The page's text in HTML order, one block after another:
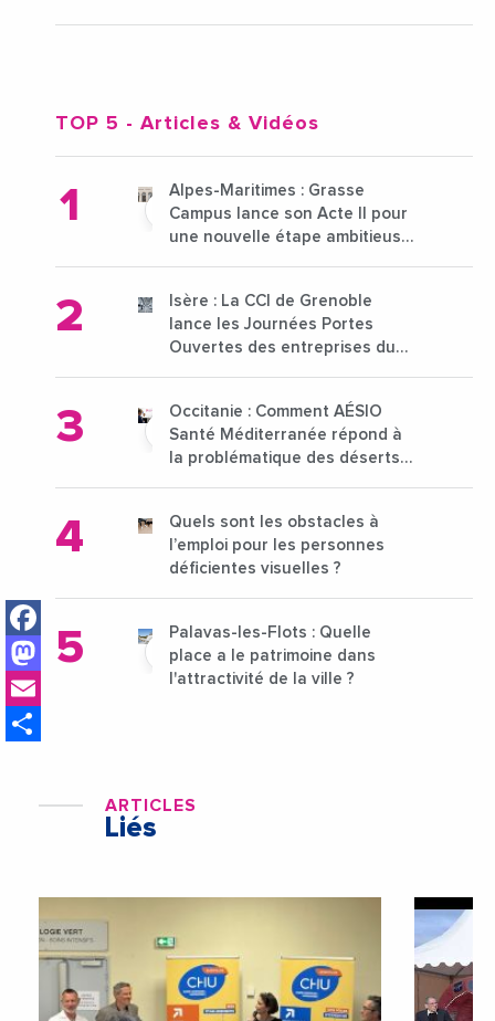
Facebook
Mastodon
TOP 5 - Articles & Vidéos
Alpes-Maritimes : Grasse
Campus lance son Acte II pour
une nouvelle étape ambitieuse
Isère : La CCI de Grenoble
lance les Journées Portes
Ouvertes des entreprises du
Occitanie : Comment AÉSIO
Santé Méditerranée répond à
la problématique des déserts
Quels sont les obstacles à
l’emploi pour les personnes
déficientes visuelles ?
Palavas-les-Flots : Quelle
place a le patrimoine dans
l'attractivité de la ville ?
ARTICLES
Liés